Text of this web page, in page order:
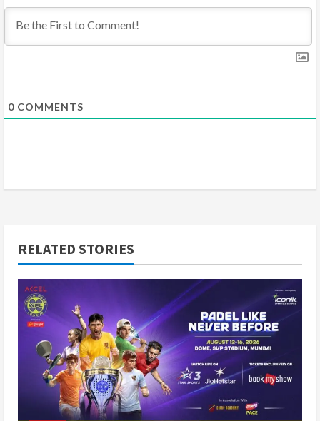
n
g
0 COMMENTS
RELATED STORIES